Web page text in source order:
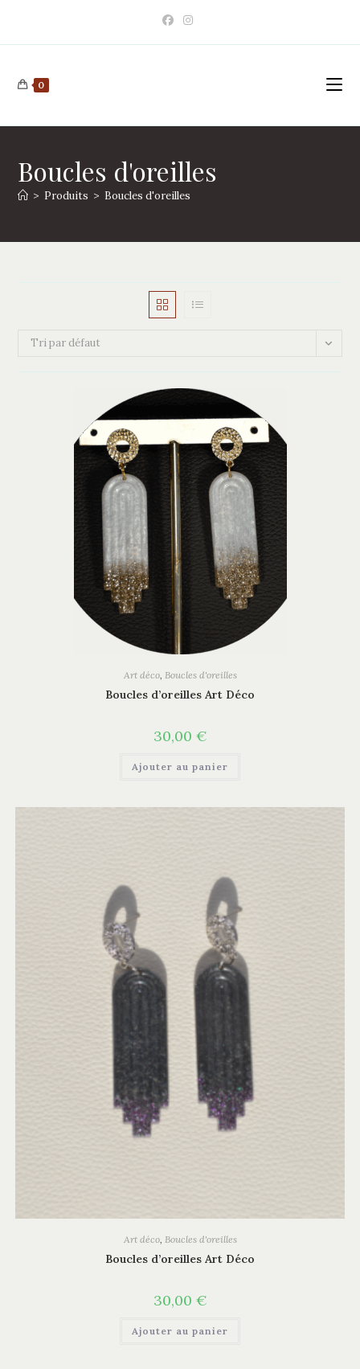
content
0
Boucles d'oreilles
> Produits > Boucles d'oreilles
Tri par défaut
Art déco, Boucles d'oreilles
Boucles d’oreilles Art Déco
30,00 €
Ajouter au panier
Art déco, Boucles d'oreilles
Boucles d’oreilles Art Déco
30,00 €
Ajouter au panier